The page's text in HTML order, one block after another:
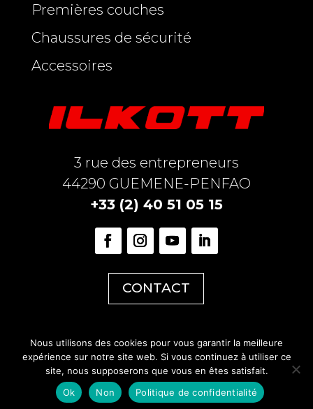
Premières couches
Chaussures de sécurité
Accessoires
3 rue des entrepreneurs
44290 GUEMENE-PENFAO
+33 (2) 40 51 05 15
CONTACT
Nous utilisons des cookies pour vous garantir la meilleure
expérience sur notre site web. Si vous continuez à utiliser ce
site, nous supposerons que vous en êtes satisfait.
Ok
Non Politique de confidentialité